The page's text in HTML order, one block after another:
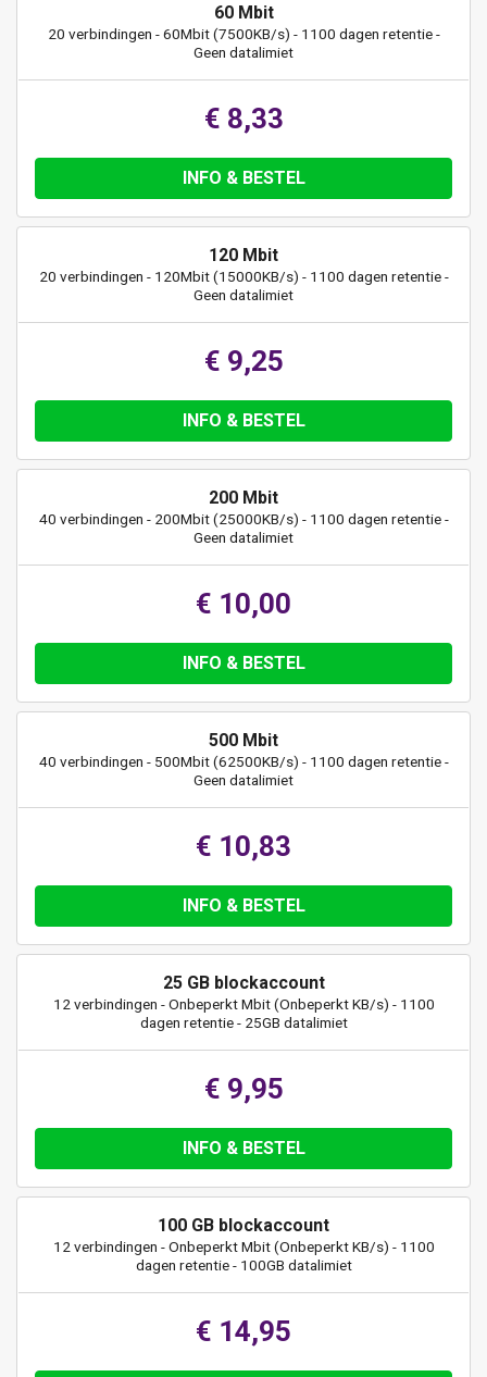
60 Mbit
20 verbindingen - 60Mbit (7500KB/s) - 1100 dagen retentie -
Geen datalimiet
€ 8,33
INFO & BESTEL
120 Mbit
20 verbindingen - 120Mbit (15000KB/s) - 1100 dagen retentie -
Geen datalimiet
€ 9,25
INFO & BESTEL
200 Mbit
40 verbindingen - 200Mbit (25000KB/s) - 1100 dagen retentie -
Geen datalimiet
€ 10,00
INFO & BESTEL
500 Mbit
40 verbindingen - 500Mbit (62500KB/s) - 1100 dagen retentie -
Geen datalimiet
€ 10,83
INFO & BESTEL
25 GB blockaccount
12 verbindingen - Onbeperkt Mbit (Onbeperkt KB/s) - 1100
dagen retentie - 25GB datalimiet
€ 9,95
INFO & BESTEL
100 GB blockaccount
12 verbindingen - Onbeperkt Mbit (Onbeperkt KB/s) - 1100
dagen retentie - 100GB datalimiet
€ 14,95